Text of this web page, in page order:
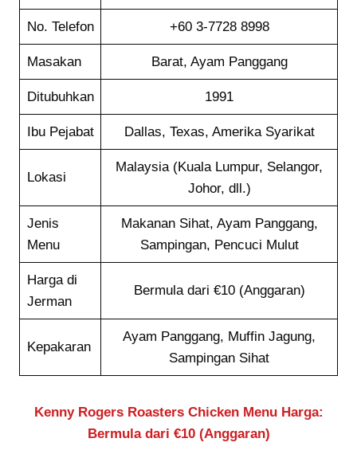
No. Telefon +60 3-7728 8998
Masakan Barat, Ayam Panggang
Ditubuhkan 1991
Ibu Pejabat Dallas, Texas, Amerika Syarikat
Lokasi
Malaysia (Kuala Lumpur, Selangor,
Johor, dll.)
Jenis
Menu
Makanan Sihat, Ayam Panggang,
Sampingan, Pencuci Mulut
Harga di
Jerman
Bermula dari €10 (Anggaran)
Kepakaran
Ayam Panggang, Muffin Jagung,
Sampingan Sihat
Kenny Rogers Roasters Chicken Menu Harga:
Bermula dari €10 (Anggaran)